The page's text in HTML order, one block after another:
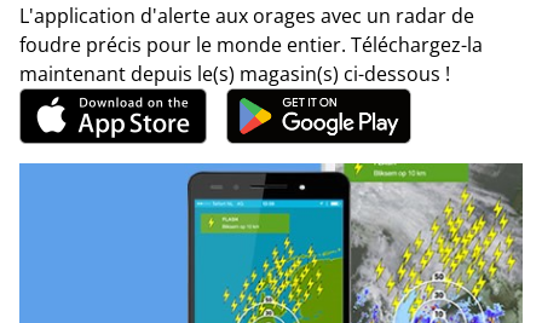
L'application d'alerte aux orages avec un radar de
foudre précis pour le monde entier. Téléchargez-la
maintenant depuis le(s) magasin(s) ci-dessous !